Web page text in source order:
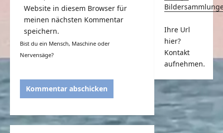
Website in diesem Browser für
meinen nächsten Kommentar
speichern.
Bist du ein Mensch, Maschine oder
Nervensäge?
Ihre Url
hier?
Kontakt
aufnehmen.